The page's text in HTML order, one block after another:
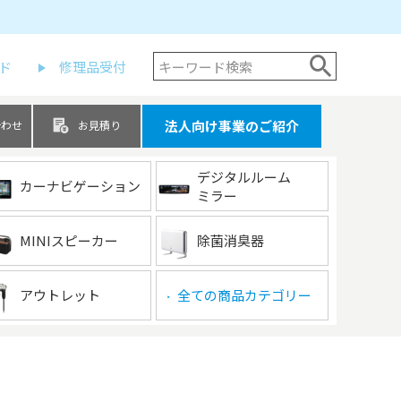
修理品受付
せ お見積り 法人向け事業のご紹介
カーナビゲーション
デジタルルーム
ミラー
MINIスピーカー 除菌消臭器
アウトレット ▶ 全ての商品カテゴリー